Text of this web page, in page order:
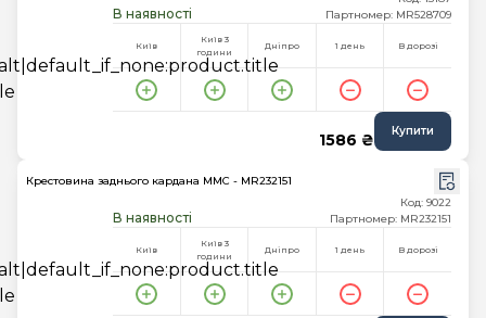
В наявності
Партномер: MR528709
Київ
Київ 3
години
Дніпро 1 день В дорозі
1586 ₴ Купити
Крестовина заднього кардана MMC - MR232151
В наявності
Код: 9022
Партномер: MR232151
Київ
Київ 3
години
Дніпро 1 день В дорозі